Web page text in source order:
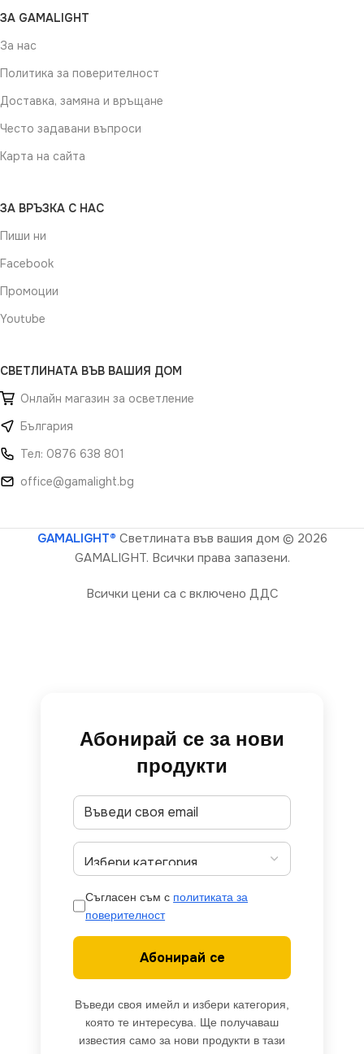
ЗА GAMALIGHT
За нас
Политика за поверителност
Доставка, замяна и връщане
Често задавани въпроси
Карта на сайта
ЗА ВРЪЗКА С НАС
Пиши ни
Facebook
Промоции
Youtube
СВЕТЛИНАТА ВЪВ ВАШИЯ ДОМ
Онлайн магазин за осветление
България
Тел: 0876 638 801
office@gamalight.bg
GAMALIGHT® Светлината във вашия дом © 2026
GAMALIGHT. Всички права запазени.
Всички цени са с включено ДДС
Абонирай се за нови
продукти
Съгласен съм с политиката за
поверителност
Абонирай се
Въведи своя имейл и избери категория,
която те интересува. Ще получаваш
известия само за нови продукти в тази